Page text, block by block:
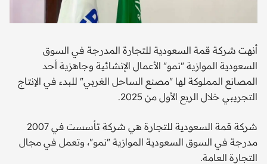
أنهت شركة قمة السعودية للتجارة المدرجة في السوق
السعودية الموازية "نمو" الأعمال الإنشائية وجاهزية أحد
المصانع المملوكة لها "مصنع الساحل الغربي" للبدء في الإنتاج
التجريبي خلال الربع الأول من 2025.
شركة قمة السعودية للتجارة هي شركة تأسست في 2007
مدرجة في السوق السعودية الموازية "نمو"، وتعمل في مجال
التجارة العامة.